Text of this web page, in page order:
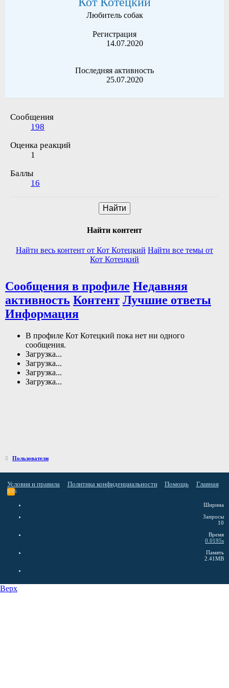
Любитель собак
Регистрация
14.07.2020
Последняя активность
25.07.2020
Сообщения
198
Оценка реакций
1
Баллы
16
Найти
Найти контент
Найти весь контент от Кот Котецкий Найти все темы от
Кот Котецкий
Сообщения в профиле Недавняя
активность Контент Лучшие ответы
Информация
В профиле Кот Котецкий пока нет ни одного
сообщения.
Загрузка...
Загрузка...
Загрузка...
Загрузка...
Пользователи
Условия и правила Политика конфиденциальности Помощь Главная
RSS
Ширина
Запросы
10
Время
0.0195s
Память
2.41MB
Верх